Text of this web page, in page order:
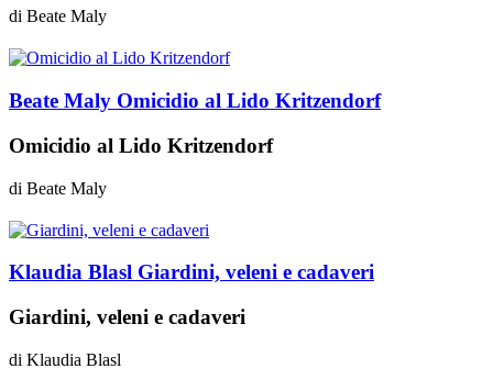
di Beate Maly
Beate Maly Omicidio al Lido Kritzendorf
Omicidio al Lido Kritzendorf
di Beate Maly
Klaudia Blasl Giardini, veleni e cadaveri
Giardini, veleni e cadaveri
di Klaudia Blasl